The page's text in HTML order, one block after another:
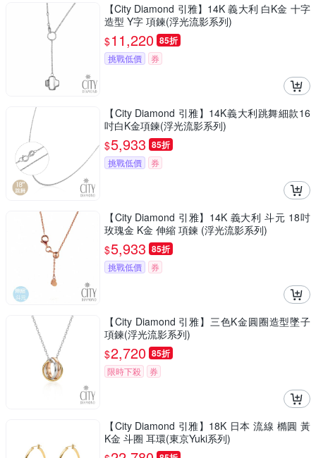
【City Diamond 引雅】14K 義大利 白K金 十字
造型 Y字 項鍊(浮光流影系列)
$11,220 85折
挑戰低價 券
【City Diamond 引雅】14K義大利跳舞細款16
吋白K金項鍊(浮光流影系列)
$5,933 85折
挑戰低價 券
【City Diamond 引雅】14K 義大利 斗元 18吋
玫瑰金 K金 伸縮 項鍊 (浮光流影系列)
$5,933 85折
挑戰低價 券
【City Diamond 引雅】三色K金圓圈造型墜子
項鍊(浮光流影系列)
$2,720 85折
限時下殺 券
【City Diamond 引雅】18K 日本 流線 橢圓 黃
K金 斗圈 耳環(東京Yuki系列)